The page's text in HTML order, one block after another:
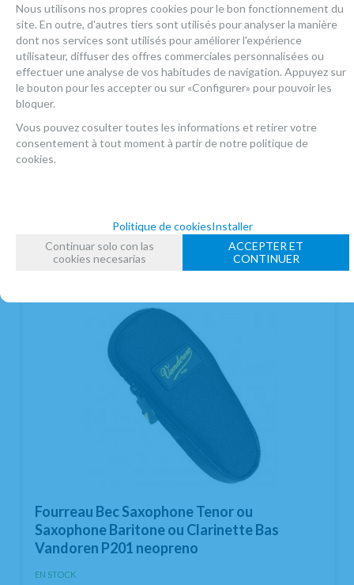
Fourreau Bec Saxophone Tenor ou
Saxophone Baritone ou Clarinette Bas
Vandoren P201 neopreno
EN STOCK
Nous utilisons nos propres cookies pour le bon fonctionnement du
site. En outre, d'autres tiers sont utilisés pour analyser la manière
dont nos services sont utilisés pour améliorer l'expérience
utilisateur, diffuser des offres commerciales personnalisées ou
effectuer une analyse de vos habitudes de navigation. Appuyez sur
le bouton pour les accepter ou sur «Configurer» pour pouvoir les
bloquer.
Vous pouvez cosulter toutes les informations et retirer votre
consentement à tout moment à partir de notre politique de
cookies.
Politique de cookiesInstaller
Continuar solo con las
cookies necesarias
ACCEPTER ET
CONTINUER